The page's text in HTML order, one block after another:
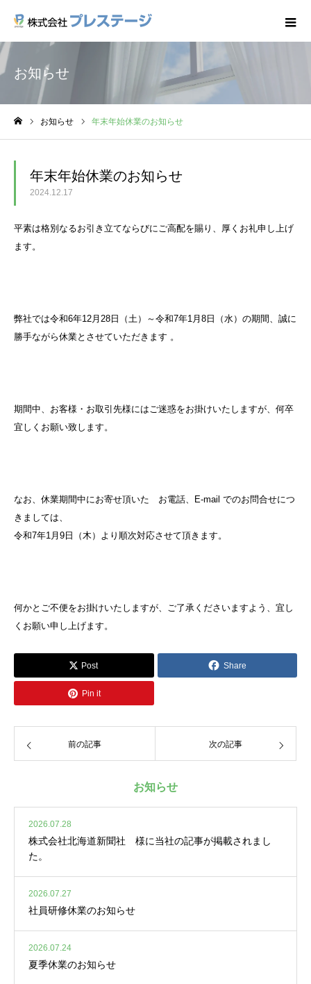
お知らせ
お知らせ 年末年始休業のお知らせ
年末年始休業のお知らせ
2024.12.17
平素は格別なるお引き立てならびにご高配を賜り、厚くお礼申し上げ
ます。
弊社では令和6年12月28日（土）～令和7年1月8日（水）の期間、誠に
勝手ながら休業とさせていただきます 。
期間中、お客様・お取引先様にはご迷惑をお掛けいたしますが、何卒
宜しくお願い致します。
なお、休業期間中にお寄せ頂いた お電話、E-mail でのお問合せにつ
きましては、
令和7年1月9日（木）より順次対応させて頂きます。
何かとご不便をお掛けいたしますが、ご了承くださいますよう、宜し
くお願い申し上げます。
Post Share
Pin it
前の記事 次の記事
お知らせ
2026.07.28
株式会社北海道新聞社 様に当社の記事が掲載されまし
た。
2026.07.27
社員研修休業のお知らせ
2026.07.24
夏季休業のお知らせ